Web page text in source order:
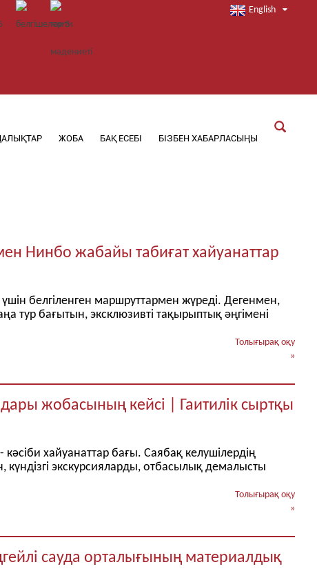
English
ЖОБА БАҚ ЕСЕБІ БІЗБЕН ХАБАРЛАСЫҢЫ
Нинбо жабайы табиғат хайуанаттар
белгіленген маршруттармен жүреді. Дегенмен,
тур бағытын, эксклюзивті тақырыптық әңгімені
Толығырақ оқу
»
жобасының кейсі | Гаитилік сыртқы
хайуанаттар бағы. Саябақ келушілердің
экскурсияларды, отбасылық демалысты
Толығырақ оқу
»
сауда орталығының материалдық